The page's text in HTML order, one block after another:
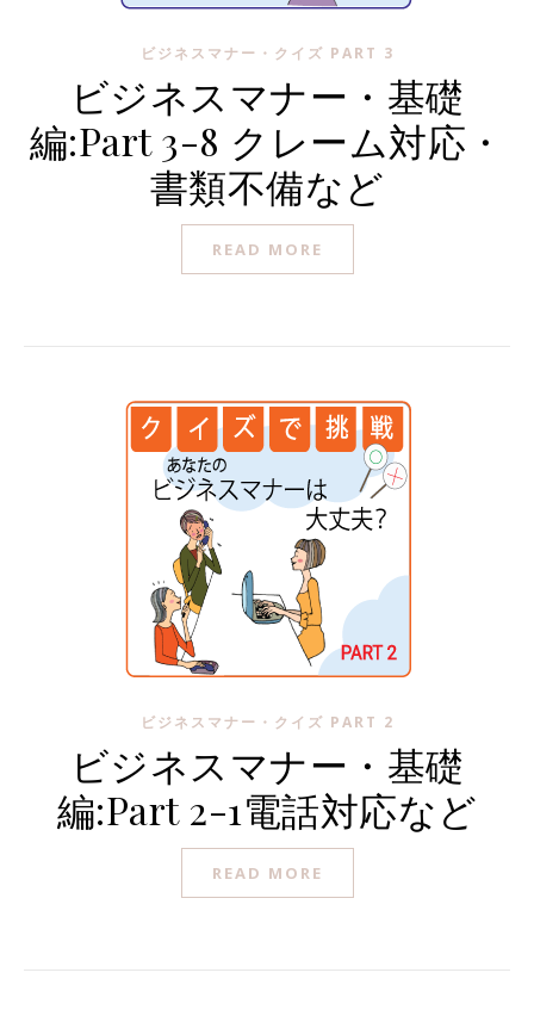
ビジネスマナー・クイズ PART 3
ビジネスマナー・基礎
編:Part 3-8 クレーム対応・
書類不備など
READ MORE
ビジネスマナー・クイズ PART 2
ビジネスマナー・基礎
編:Part 2-1電話対応など
READ MORE